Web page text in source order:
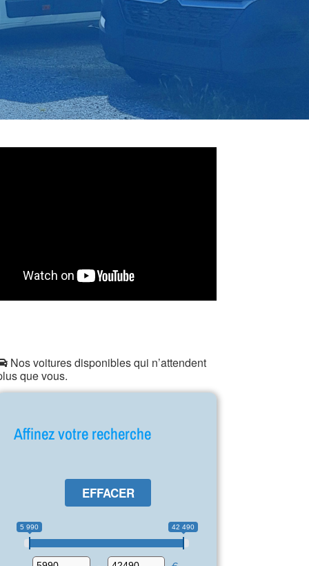
Nos voitures disponibles qui n’attendent
que vous.
Affinez votre recherche
EFFACER
5 990 42 490